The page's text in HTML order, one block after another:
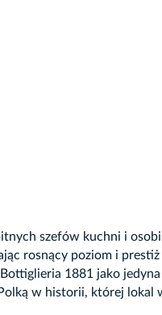
szefów kuchni i
rosnący poziom i
1881 jako
w historii, której lokal